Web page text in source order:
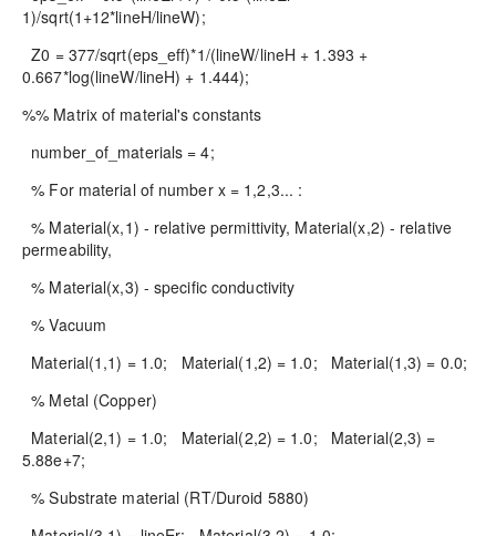
1)/sqrt(1+12*lineH/lineW);
Z0 = 377/sqrt(eps_eff)*1/(lineW/lineH + 1.393 +
0.667*log(lineW/lineH) + 1.444);
%% Matrix of material's constants
number_of_materials = 4;
% For material of number x = 1,2,3... :
% Material(x,1) - relative permittivity, Material(x,2) - relative
permeability,
% Material(x,3) - specific conductivity
% Vacuum
Material(1,1) = 1.0; Material(1,2) = 1.0; Material(1,3) = 0.0;
% Metal (Copper)
Material(2,1) = 1.0; Material(2,2) = 1.0; Material(2,3) =
5.88e+7;
% Substrate material (RT/Duroid 5880)